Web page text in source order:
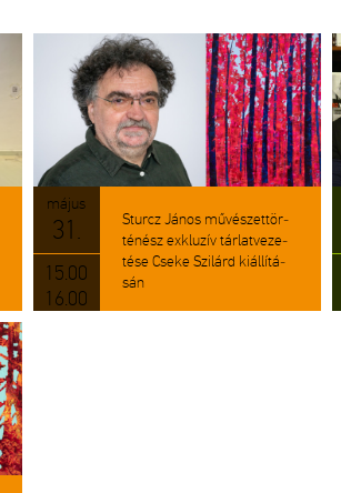
május
31.
15.00
16.00
Sturcz János mű­vé­szet­tör­
té­nész exk­lu­zív tár­lat­ve­ze­
té­se Cseke Szi­lárd ki­ál­lí­tá­
sán